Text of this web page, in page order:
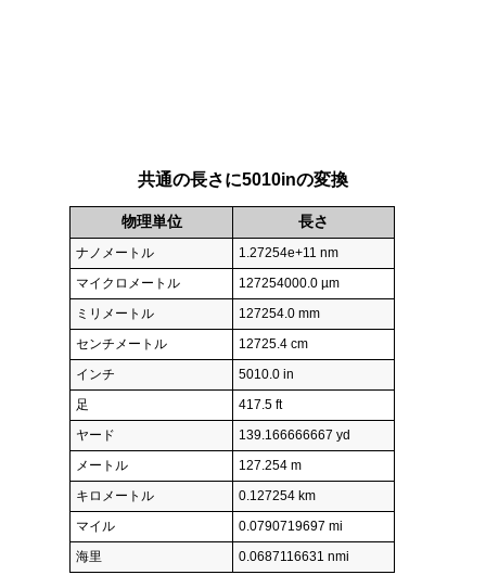
共通の長さに5010inの変換
物理単位 長さ
ナノメートル
1.27254e+11 nm
マイクロメートル
127254000.0 µm
ミリメートル
127254.0 mm
センチメートル
12725.4 cm
インチ
5010.0 in
足
417.5 ft
ヤード
139.166666667 yd
メートル
127.254 m
キロメートル
0.127254 km
マイル
0.0790719697 mi
海里
0.0687116631 nmi